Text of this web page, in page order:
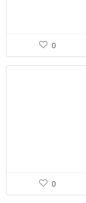
0
0